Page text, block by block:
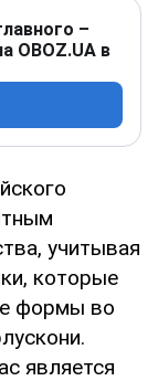
–
OBOZ.UA в
учитывая
которые
формы во
является